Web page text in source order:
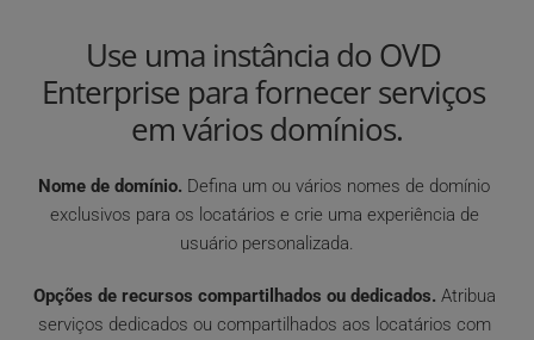
Use uma instância do OVD
Enterprise para fornecer serviços
em vários domínios.
Nome de domínio. Defina um ou vários nomes de domínio
exclusivos para os locatários e crie uma experiência de
usuário personalizada.
Opções de recursos compartilhados ou dedicados. Atribua
serviços dedicados ou compartilhados aos locatários com